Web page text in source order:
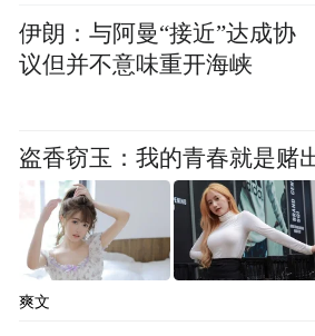
定逐项自查核实，目前已不
示的其他风险警示情形，
关于申请撤销其他风险警示
公司已就行政处罚决定所涉
财务会计报告进行追溯重
日，公司披露了更正后的
2025年4月25日收到山东证
伊朗：与阿曼“接近”达成协
议但并不意味重开海峡
盗香窃玉：我的青春就是赌
爽文